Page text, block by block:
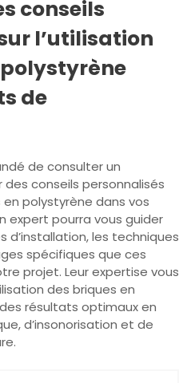
conseils
l’utilisation
de
de consulter un
conseils personnalisés
en polystyrène dans vos
expert pourra vous guider
d’installation, les techniques
spécifiques que ces
projet. Leur expertise vous
des briques en
résultats optimaux en
d’insonorisation et de